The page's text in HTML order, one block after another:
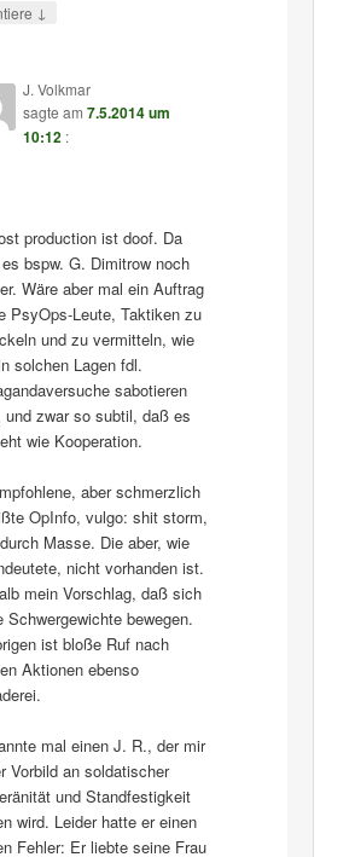
↓
J. Volkmar
sagte am 7.5.2014 um
10:12 :
production ist doof. Da
bspw. G. Dimitrow noch
Wäre aber mal ein Auftrag
PsyOps-Leute, Taktiken zu
und zu vermitteln, wie
solchen Lagen fdl.
sabotieren
und zwar so subtil, daß es
wie Kooperation.
aber schmerzlich
OpInfo, vulgo: shit storm,
Masse. Die aber, wie
nicht vorhanden ist.
mein Vorschlag, daß sich
Schwergewichte bewegen.
ist bloße Ruf nach
Aktionen ebenso
mal einen J. R., der mir
Vorbild an soldatischer
und Standfestigkeit
wird. Leider hatte er einen
Fehler: Er liebte seine Frau